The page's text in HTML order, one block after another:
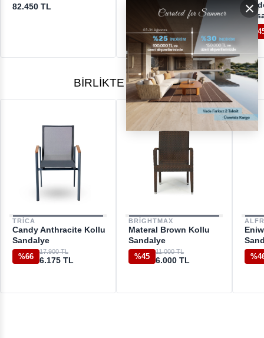
82.450 TL
109.600 TL
BIRLIKTE ALINANLAR
TRICA
Candy Anthracite Kollu
Sandalye
%66
17.900 TL
6.175 TL
BRIGHTMAX
Materal Brown Kollu
Sandalye
%45
11.000 TL
6.000 TL
×